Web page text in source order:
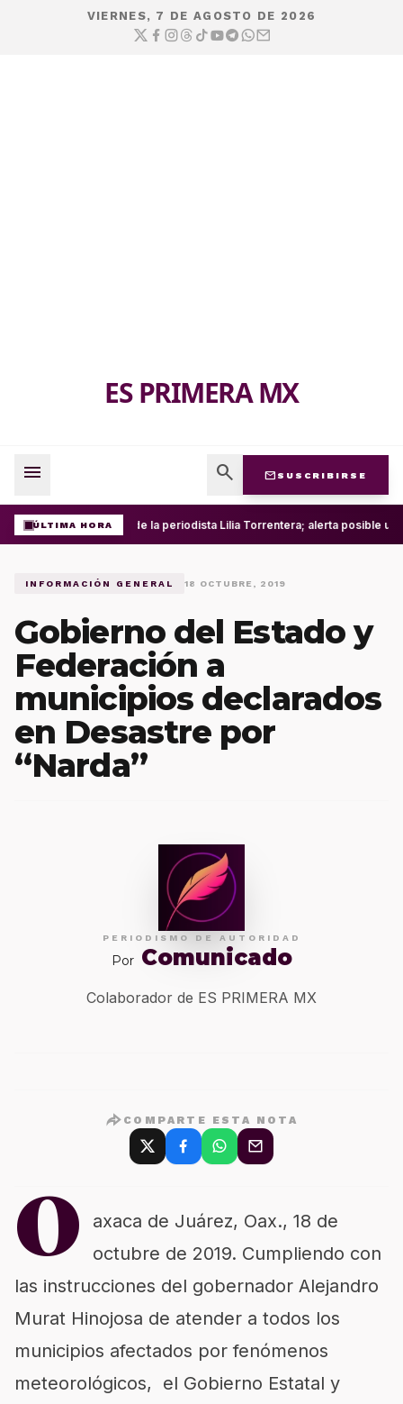
VIERNES, 7 DE AGOSTO DE 2026
ES PRIMERA MX
menu search mail SUSCRIBIRSE
ÚLTIMA HORA
Roban cuenta de la periodista Lilia Torrentera; alerta posible
INFORMACIÓN GENERAL 18 OCTUBRE, 2019
Gobierno del Estado y
Federación a
municipios declarados
en Desastre por
“Narda”
PERIODISMO DE AUTORIDAD
Por Comunicado
Colaborador de ES PRIMERA MX
COMPARTE ESTA NOTA
O axaca de Juárez, Oax., 18 de
octubre de 2019. Cumpliendo con
las instrucciones del gobernador Alejandro
Murat Hinojosa de atender a todos los
municipios afectados por fenómenos
meteorológicos, el Gobierno Estatal y